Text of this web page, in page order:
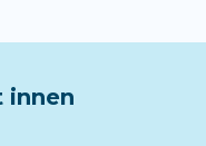
innen